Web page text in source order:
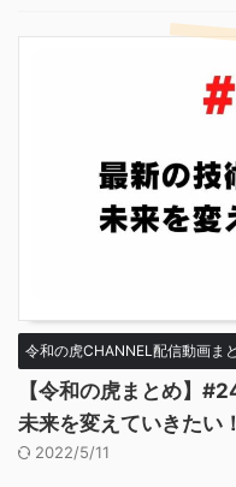
令和の虎CHANNEL配信動画ま
【令和の虎まとめ】
未来を変えていきたい！
2022/5/11